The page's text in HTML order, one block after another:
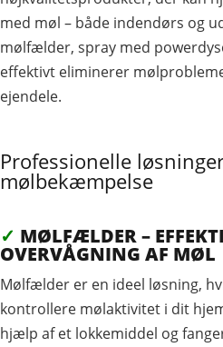
med møl – både indendørs og
mølfælder, spray med
effektivt eliminerer
ejendele.
Professionelle
mølbekæmpelse
✓ MØLFÆLDER –
OVERVÅGNING AF MØL
Mølfælder er en ideel løsning,
kontrollere mølaktivitet i dit
hjælp af et lokkemiddel og